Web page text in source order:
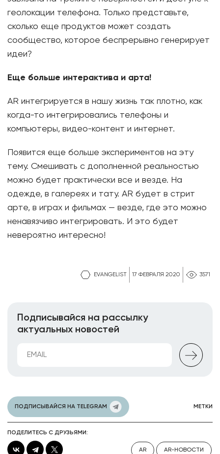
EVANGELIST 17 ФЕВРАЛЯ 2020 3571
геолокации телефона. Только представьте,
сколько еще продуктов может создать
сообщество, которое беспрерывно генерирует
идеи?
Еще больше интерактива и арта!
AR интегрируется в нашу жизнь так плотно, как
когда-то интегрировались телефоны и
компьютеры, видео-контент и интернет.
Появится еще больше экспериментов на эту
тему. Смешивать с дополненной реальностью
можно будет практически все и везде. На
одежде, в галереях и тату. AR будет в стрит
арте, в играх и фильмах — везде, где это можно
ненавязчиво интегрировать. И это будет
невероятно интересно!
Подписывайся на рассылку
актуальных новостей
ПОДПИСЫВАЙСЯ НА TELEGRAM МЕТКИ
ПОДЕЛИТЕСЬ С ДРУЗЬЯМИ:
AR AR-НОВОСТИ